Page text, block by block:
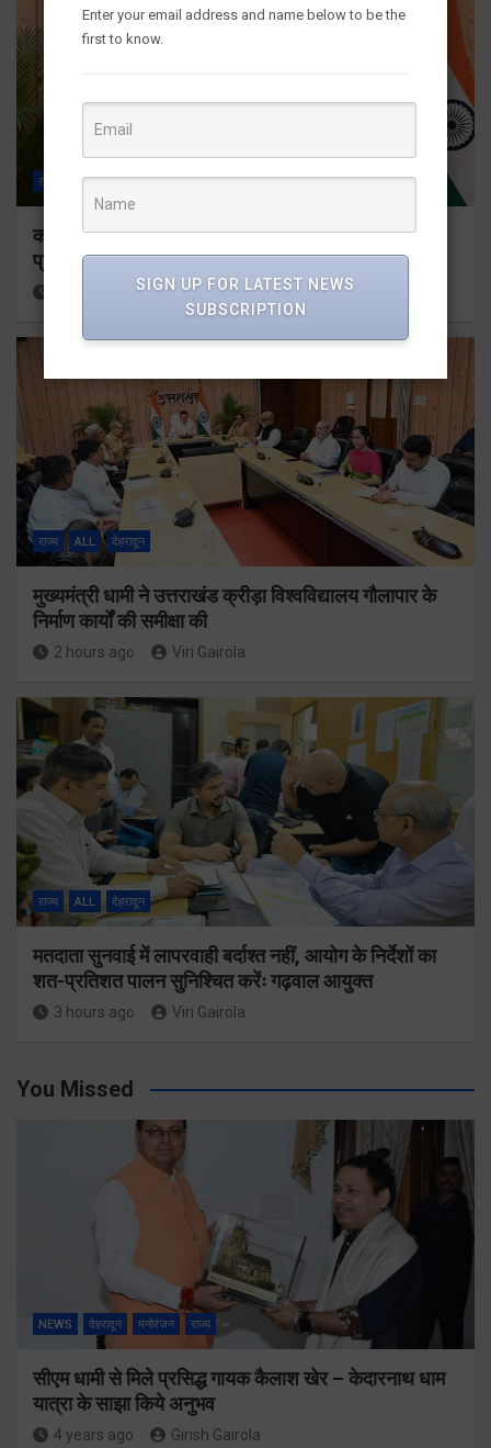
राज्य ALL देहरादून
कॉमनवेल्थ गेम्स 2026 के उत्तराखंड के पदक विजेताओं और
प्रशिक्षकों को मुख्यमंत्री धामी ने किया सम्मानित
Viri Gairola
राज्य ALL देहरादून
मुख्यमंत्री धामी ने उत्तराखंड क्रीड़ा विश्वविद्यालय गौलापार के
निर्माण कार्यों की समीक्षा की
2 hours ago Viri Gairola
राज्य ALL देहरादून
मतदाता सुनवाई में लापरवाही बर्दाश्त नहीं, आयोग के निर्देशों का
शत-प्रतिशत पालन सुनिश्चित करेंः गढ़वाल आयुक्त
3 hours ago Viri Gairola
You Missed
NEWS देहरादून मनोरंजन राज्य
सीएम धामी से मिले प्रसिद्ध गायक कैलाश खेर – केदारनाथ धाम
यात्रा के साझा किये अनुभव
4 years ago Girish Gairola
Enter your email address and name below to be the
first to know.
SIGN UP FOR LATEST NEWS
SUBSCRIPTION